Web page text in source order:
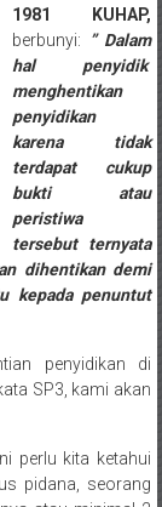
Demak/
1981 KUHAP,
berbunyi:
” Dalam
hal penyidik
menghentikan
penyidikan
karena tidak
terdapat cukup
bukti atau
peristiwa
tersebut ternyata
dihentikan demi
kepada penuntut
penyidikan di
SP3, kami akan
perlu kita ketahui
pidana, seorang